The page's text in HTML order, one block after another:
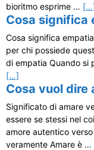
bioritmo esprime …
Cosa significa
Cosa significa
per chi possiede
di empatia Quando si
[…]
Cosa vuol dire
Significato di amare
essere se stessi nel
amore autentico
veramente Amare è …